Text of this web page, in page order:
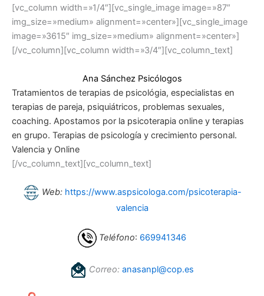
[vc_column width=»1/4″][vc_single_image image=»87″
img_size=»medium» alignment=»center»][vc_single_image
image=»3615″ img_size=»medium» alignment=»center»]
[/vc_column][vc_column width=»3/4″][vc_column_text]
Ana Sánchez Psicólogos
Tratamientos de terapias de psicológia, especialistas en
terapias de pareja, psiquiátricos, problemas sexuales,
coaching. Apostamos por la psicoterapia online y terapias
en grupo. Terapias de psicología y crecimiento personal.
Valencia y Online
[/vc_column_text][vc_column_text]
Web: https://www.aspsicologa.com/psicoterapia-
valencia
Teléfono: 669941346
Correo: anasanpl@cop.es